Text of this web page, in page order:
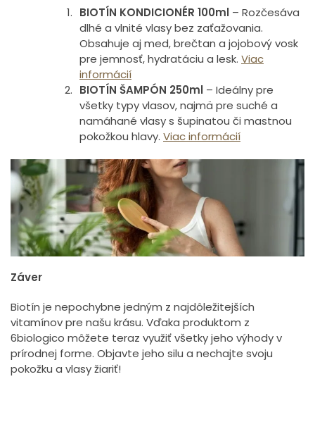
BIOTÍN KONDICIONÉR 100ml – Rozčesáva
dlhé a vlnité vlasy bez zaťažovania.
Obsahuje aj med, brečtan a jojobový vosk
pre jemnosť, hydratáciu a lesk. Viac
informácií
BIOTÍN ŠAMPÓN 250ml – Ideálny pre
všetky typy vlasov, najmä pre suché a
namáhané vlasy s šupinatou či mastnou
pokožkou hlavy. Viac informácií
Záver
Biotín je nepochybne jedným z najdôležitejších
vitamínov pre našu krásu. Vďaka produktom z
6biologico môžete teraz využiť všetky jeho výhody v
prírodnej forme. Objavte jeho silu a nechajte svoju
pokožku a vlasy žiariť!